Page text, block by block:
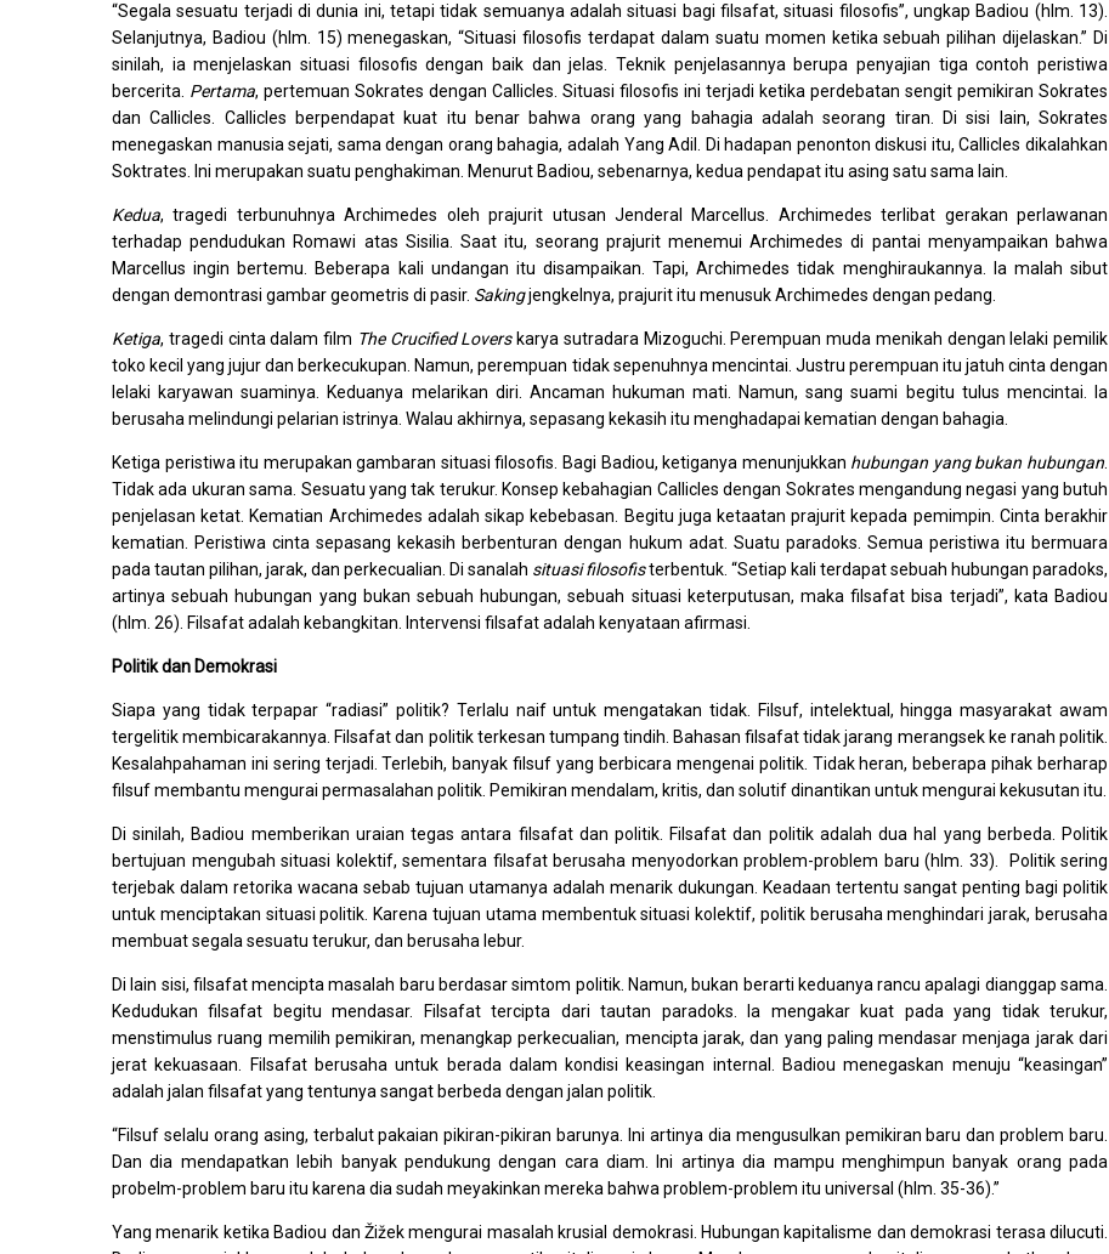
“Segala sesuatu terjadi di dunia ini, tetapi tidak semuanya adalah situasi bagi filsafat, situasi filosofis”, ungkap Badiou (hlm. 13).
Selanjutnya, Badiou (hlm. 15) menegaskan, “Situasi filosofis terdapat dalam suatu momen ketika sebuah pilihan dijelaskan.” Di
sinilah, ia menjelaskan situasi filosofis dengan baik dan jelas. Teknik penjelasannya berupa penyajian tiga contoh peristiwa
bercerita. Pertama, pertemuan Sokrates dengan Callicles. Situasi filosofis ini terjadi ketika perdebatan sengit pemikiran Sokrates
dan Callicles. Callicles berpendapat kuat itu benar bahwa orang yang bahagia adalah seorang tiran. Di sisi lain, Sokrates
menegaskan manusia sejati, sama dengan orang bahagia, adalah Yang Adil. Di hadapan penonton diskusi itu, Callicles dikalahkan
Soktrates. Ini merupakan suatu penghakiman. Menurut Badiou, sebenarnya, kedua pendapat itu asing satu sama lain.
Kedua, tragedi terbunuhnya Archimedes oleh prajurit utusan Jenderal Marcellus. Archimedes terlibat gerakan perlawanan
terhadap pendudukan Romawi atas Sisilia. Saat itu, seorang prajurit menemui Archimedes di pantai menyampaikan bahwa
Marcellus ingin bertemu. Beberapa kali undangan itu disampaikan. Tapi, Archimedes tidak menghiraukannya. Ia malah sibut
dengan demontrasi gambar geometris di pasir. Sakingjengkelnya, prajurit itu menusuk Archimedes dengan pedang.
Ketiga, tragedi cinta dalam film The Crucified Loverskarya sutradara Mizoguchi. Perempuan muda menikah dengan lelaki pemilik
toko kecil yang jujur dan berkecukupan. Namun, perempuan tidak sepenuhnya mencintai. Justru perempuan itu jatuh cinta dengan
lelaki karyawan suaminya. Keduanya melarikan diri. Ancaman hukuman mati. Namun, sang suami begitu tulus mencintai. Ia
berusaha melindungi pelarian istrinya. Walau akhirnya, sepasang kekasih itu menghadapai kematian dengan bahagia.
Ketiga peristiwa itu merupakan gambaran situasi filosofis. Bagi Badiou, ketiganya menunjukkan hubungan yang bukan hubungan.
Tidak ada ukuran sama. Sesuatu yang tak terukur. Konsep kebahagian Callicles dengan Sokrates mengandung negasi yang butuh
penjelasan ketat. Kematian Archimedes adalah sikap kebebasan. Begitu juga ketaatan prajurit kepada pemimpin. Cinta berakhir
kematian. Peristiwa cinta sepasang kekasih berbenturan dengan hukum adat. Suatu paradoks. Semua peristiwa itu bermuara
pada tautan pilihan, jarak, dan perkecualian. Di sanalah situasi filosofisterbentuk. “Setiap kali terdapat sebuah hubungan paradoks,
artinya sebuah hubungan yang bukan sebuah hubungan, sebuah situasi keterputusan, maka filsafat bisa terjadi”, kata Badiou
(hlm. 26). Filsafat adalah kebangkitan. Intervensi filsafat adalah kenyataan afirmasi.
Politik dan Demokrasi
Siapa yang tidak terpapar “radiasi” politik? Terlalu naif untuk mengatakan tidak. Filsuf, intelektual, hingga masyarakat awam
tergelitik membicarakannya. Filsafat dan politik terkesan tumpang tindih. Bahasan filsafat tidak jarang merangsek ke ranah politik.
Kesalahpahaman ini sering terjadi. Terlebih, banyak filsuf yang berbicara mengenai politik. Tidak heran, beberapa pihak berharap
filsuf membantu mengurai permasalahan politik. Pemikiran mendalam, kritis, dan solutif dinantikan untuk mengurai kekusutan itu.
Di sinilah, Badiou memberikan uraian tegas antara filsafat dan politik. Filsafat dan politik adalah dua hal yang berbeda. Politik
bertujuan mengubah situasi kolektif, sementara filsafat berusaha menyodorkan problem-problem baru (hlm. 33). Politik sering
terjebak dalam retorika wacana sebab tujuan utamanya adalah menarik dukungan. Keadaan tertentu sangat penting bagi politik
untuk menciptakan situasi politik. Karena tujuan utama membentuk situasi kolektif, politik berusaha menghindari jarak, berusaha
membuat segala sesuatu terukur, dan berusaha lebur.
Di lain sisi, filsafat mencipta masalah baru berdasar simtom politik. Namun, bukan berarti keduanya rancu apalagi dianggap sama.
Kedudukan filsafat begitu mendasar. Filsafat tercipta dari tautan paradoks. Ia mengakar kuat pada yang tidak terukur,
menstimulus ruang memilih pemikiran, menangkap perkecualian, mencipta jarak, dan yang paling mendasar menjaga jarak dari
jerat kekuasaan. Filsafat berusaha untuk berada dalam kondisi keasingan internal. Badiou menegaskan menuju “keasingan”
adalah jalan filsafat yang tentunya sangat berbeda dengan jalan politik.
“Filsuf selalu orang asing, terbalut pakaian pikiran-pikiran barunya. Ini artinya dia mengusulkan pemikiran baru dan problem baru.
Dan dia mendapatkan lebih banyak pendukung dengan cara diam. Ini artinya dia mampu menghimpun banyak orang pada
probelm-problem baru itu karena dia sudah meyakinkan mereka bahwa problem-problem itu universal (hlm. 35-36).”
Yang menarik ketika Badiou dan Žižek mengurai masalah krusial demokrasi. Hubungan kapitalisme dan demokrasi terasa dilucuti.